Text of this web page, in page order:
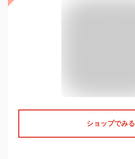
ショップでみる